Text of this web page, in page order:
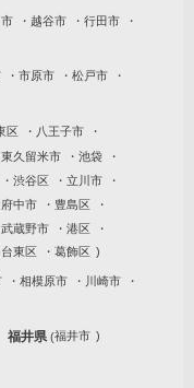
市 越谷市
行田市
市原市
松戸市
区
八王子市
東久留米市
池袋
渋谷区
立川市
府中市
豊島区
武蔵野市
港区
台東区 葛飾区
相模原市
川崎市
福井県 福井市